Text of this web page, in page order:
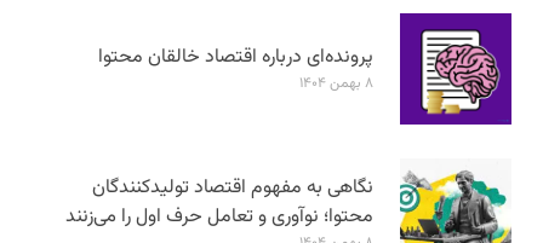
پرونده‌ای درباره اقتصاد خالقان محتوا
۸ بهمن ۱۴۰۴
نگاهی به مفهوم اقتصاد تولیدکنندگان
محتوا؛ نوآوری و تعامل حرف اول را می‌زنند